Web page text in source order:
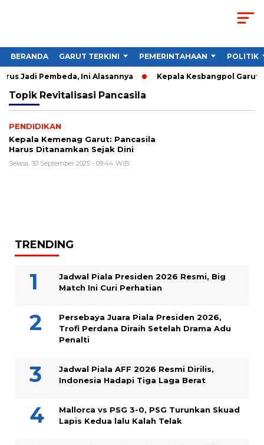
BERANDA GARUT TERKINI PEMERINTAHAAN POLITIK
Jadi Pembeda, Ini Alasannya Kepala Kesbangpol Garut
Topik Revitalisasi Pancasila
PENDIDIKAN
Kepala Kemenag Garut: Pancasila
Harus Ditanamkan Sejak Dini
Selasa, 30 September 2025 - 09:44 WIB
TRENDING
Jadwal Piala Presiden 2026 Resmi, Big
Match Ini Curi Perhatian
Persebaya Juara Piala Presiden 2026,
Trofi Perdana Diraih Setelah Drama Adu
Penalti
Jadwal Piala AFF 2026 Resmi Dirilis,
Indonesia Hadapi Tiga Laga Berat
Mallorca vs PSG 3-0, PSG Turunkan Skuad
Lapis Kedua lalu Kalah Telak